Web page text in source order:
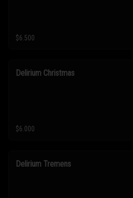
$6.500
Delirium Christmas
$6.000
Delirium Tremens